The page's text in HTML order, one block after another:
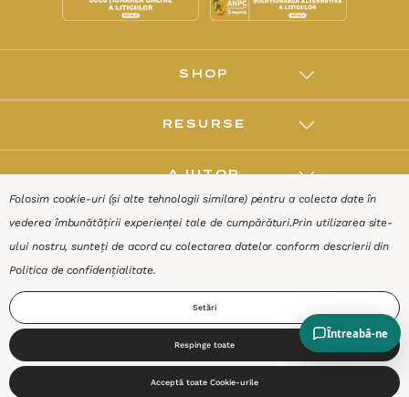
SHOP
RESURSE
AJUTOR
DESPRE
Folosim cookie-uri (și alte tehnologii similare) pentru a colecta date în
vederea îmbunătățirii experienței tale de cumpărături.Prin utilizarea site-
ului nostru, sunteți de acord cu colectarea datelor conform descrierii din
Politica de confidențialitate.
Setări
Respinge toate
Acceptă toate Cookie-urile